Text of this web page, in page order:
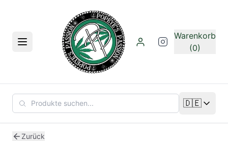
Menü
Warenkorb
(0)
🇩🇪
Sprache
Zurück